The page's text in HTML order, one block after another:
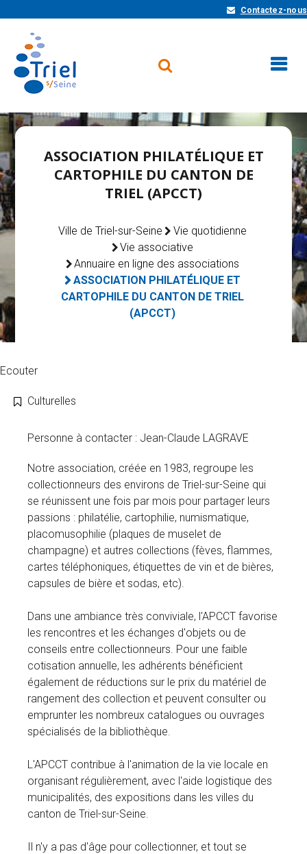
Contactez-nous
ASSOCIATION PHILATÉLIQUE ET
CARTOPHILE DU CANTON DE
TRIEL (APCCT)
Ville de Triel-sur-Seine
Vie quotidienne
Vie associative
Annuaire en ligne des associations
ASSOCIATION PHILATÉLIQUE ET
CARTOPHILE DU CANTON DE TRIEL
(APCCT)
Ecouter
Culturelles
Personne à contacter : Jean-Claude LAGRAVE
Notre association, créée en 1983, regroupe les
collectionneurs des environs de Triel-sur-Seine qui
se réunissent une fois par mois pour partager leurs
passions : philatélie, cartophilie, numismatique,
placomusophilie (plaques de muselet de
champagne) et autres collections (fèves, flammes,
cartes téléphoniques, étiquettes de vin et de bières,
capsules de bière et sodas, etc).
Dans une ambiance très conviviale, l'APCCT favorise
les rencontres et les échanges d'objets ou de
conseils entre collectionneurs. Pour une faible
cotisation annuelle, les adhérents bénéficient
également de réductions sur le prix du matériel de
rangement des collection et peuvent consulter ou
emprunter les nombreux catalogues ou ouvrages
spécialisés de la bibliothèque.
L'APCCT contribue à l'animation de la vie locale en
organisant régulièrement, avec l'aide logistique des
municipalités, des expositions dans les villes du
canton de Triel-sur-Seine.
Il n'y a pas d'âge pour collectionner, et tout se